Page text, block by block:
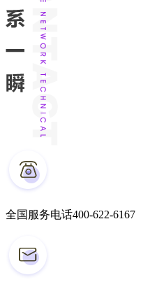
全国服务电话400-622-6167